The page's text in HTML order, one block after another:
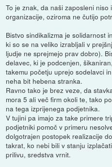
To je znak, da naši zaposleni niso
organizacije, oziroma ne čutijo
Bistvo sindikalizma je solidarnost
ki so se na veliko izrabljali v
ljudje ne sprejmejo prav dobro).
delavec, ki je podcenjen,
takemu početju uprejo sodelavci
neha bit hebena stranka.
Ravno tako je brez veze, da
mora 5 ali več firm okoli te, tako
na tega izprijenega podjetnika.
V tujini pa imajo za take primere
podjetniki pomoč v primeru
dolgotrajen postopek realizacije
takrat, ko nebi bili v stanju
prilivu, sredstva vrnit.